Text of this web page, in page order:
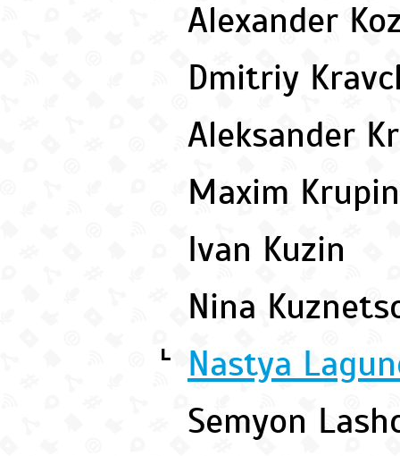
Alexander
Dmitriy
Aleksander
Maxim
Ivan Kuzin
Nina
L
Nastya
Semyon